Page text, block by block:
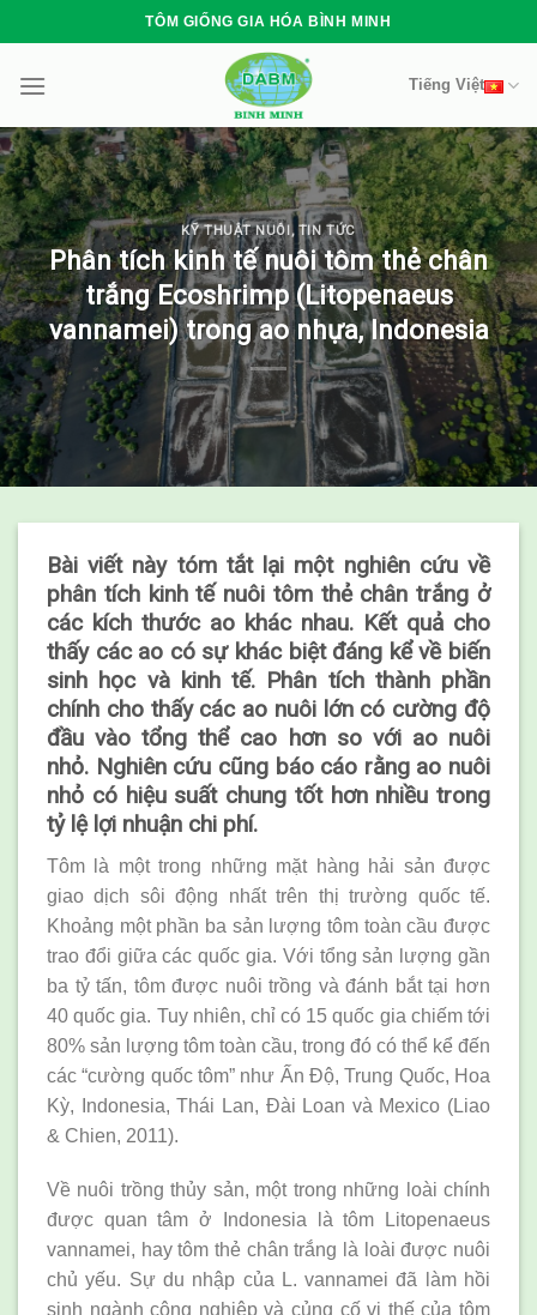
to
content
TÔM GIỐNG GIA HÓA BÌNH MINH
Tiếng Việt
KỸ THUẬT NUÔI, TIN TỨC
Phân tích kinh tế nuôi tôm thẻ chân
trắng Ecoshrimp (Litopenaeus
vannamei) trong ao nhựa, Indonesia
Bài viết này tóm tắt lại một nghiên cứu về
phân tích kinh tế nuôi tôm thẻ chân trắng ở
các kích thước ao khác nhau. Kết quả cho
thấy các ao có sự khác biệt đáng kể về biến
sinh học và kinh tế. Phân tích thành phần
chính cho thấy các ao nuôi lớn có cường độ
đầu vào tổng thể cao hơn so với ao nuôi
nhỏ. Nghiên cứu cũng báo cáo rằng ao nuôi
nhỏ có hiệu suất chung tốt hơn nhiều trong
tỷ lệ lợi nhuận chi phí.
Tôm là một trong những mặt hàng hải sản được
giao dịch sôi động nhất trên thị trường quốc tế.
Khoảng một phần ba sản lượng tôm toàn cầu được
trao đổi giữa các quốc gia. Với tổng sản lượng gần
ba tỷ tấn, tôm được nuôi trồng và đánh bắt tại hơn
40 quốc gia. Tuy nhiên, chỉ có 15 quốc gia chiếm tới
80% sản lượng tôm toàn cầu, trong đó có thể kể đến
các “cường quốc tôm” như Ấn Độ, Trung Quốc, Hoa
Kỳ, Indonesia, Thái Lan, Đài Loan và Mexico (Liao
& Chien, 2011).
Về nuôi trồng thủy sản, một trong những loài chính
được quan tâm ở Indonesia là tôm Litopenaeus
vannamei, hay tôm thẻ chân trắng là loài được nuôi
chủ yếu. Sự du nhập của L. vannamei đã làm hồi
sinh ngành công nghiệp và củng cố vị thế của tôm